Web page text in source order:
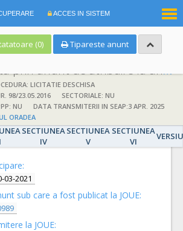
ACCES IN SISTEM
(0) Tipareste anunt
Achizitie atribuita prin anunt de atribuire la anunt de participare
LICITATIE DESCHISA
98/23.05.2016
SECTORIALE: NU
NU
DATA TRANSMITERII IN SEAP:3 APR. 2025
ORADEA
SECTIUNEA
IV
SECTIUNEA
V
SECTIUNEA
VI
03-2021
sub care a fost publicat la JOUE:
la JOUE: